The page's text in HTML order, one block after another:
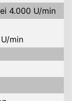
4.000 U/min
min